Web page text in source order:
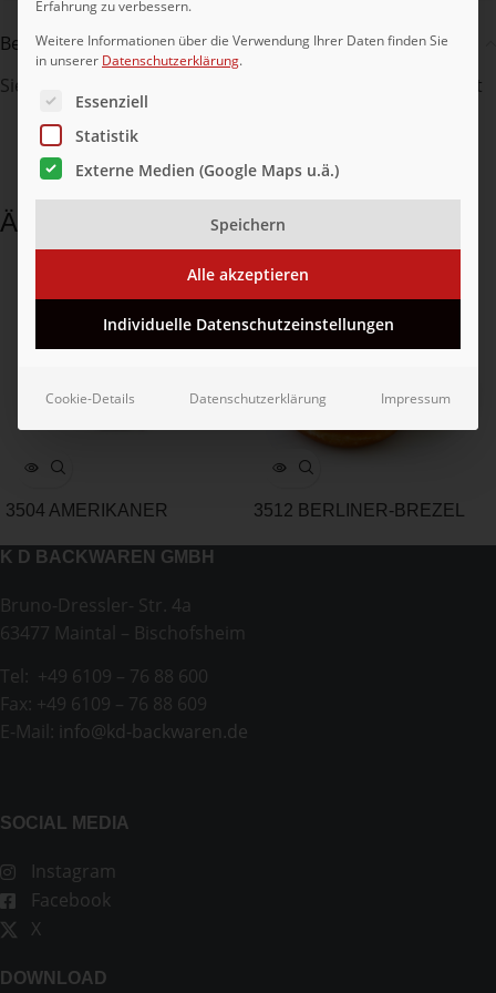
Beschreibung
Siedegebäck mit Apfelstücken und Apfelcreme, tiefgekühlt
Ähnliche Produkte
3504 AMERIKANER 3512 BERLINER-BREZEL
K D BACKWAREN GMBH
Bruno-Dressler- Str. 4a
63477 Maintal – Bischofsheim
Tel: +49 6109 – 76 88 600
Fax: +49 6109 – 76 88 609
E-Mail: info@kd-backwaren.de
SOCIAL MEDIA
Instagram
Facebook
X
DOWNLOAD
Erfahrung zu verbessern.
Weitere Informationen über die Verwendung Ihrer Daten finden Sie
in unserer Datenschutzerklärung.
Es folgt eine Liste der Service-Gruppen, für die eine
Essenziell
Statistik
Externe Medien (Google Maps u.ä.)
Speichern
Alle akzeptieren
Individuelle Datenschutzeinstellungen
Cookie-Details Datenschutzerklärung Impressum